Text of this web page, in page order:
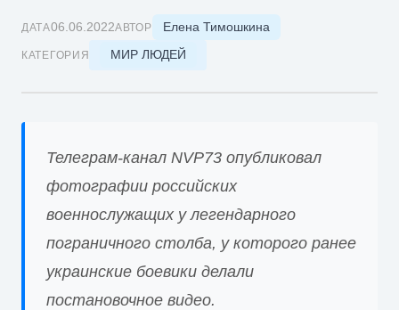
ДАТА06.06.2022АВТОР Елена Тимошкина
КАТЕГОРИЯ МИР ЛЮДЕЙ
Телеграм-канал NVP73 опубликовал
фотографии российских
военнослужащих у легендарного
пограничного столба, у которого ранее
украинские боевики делали
постановочное видео.